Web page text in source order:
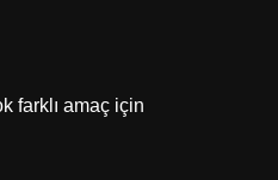
farklı amaç için